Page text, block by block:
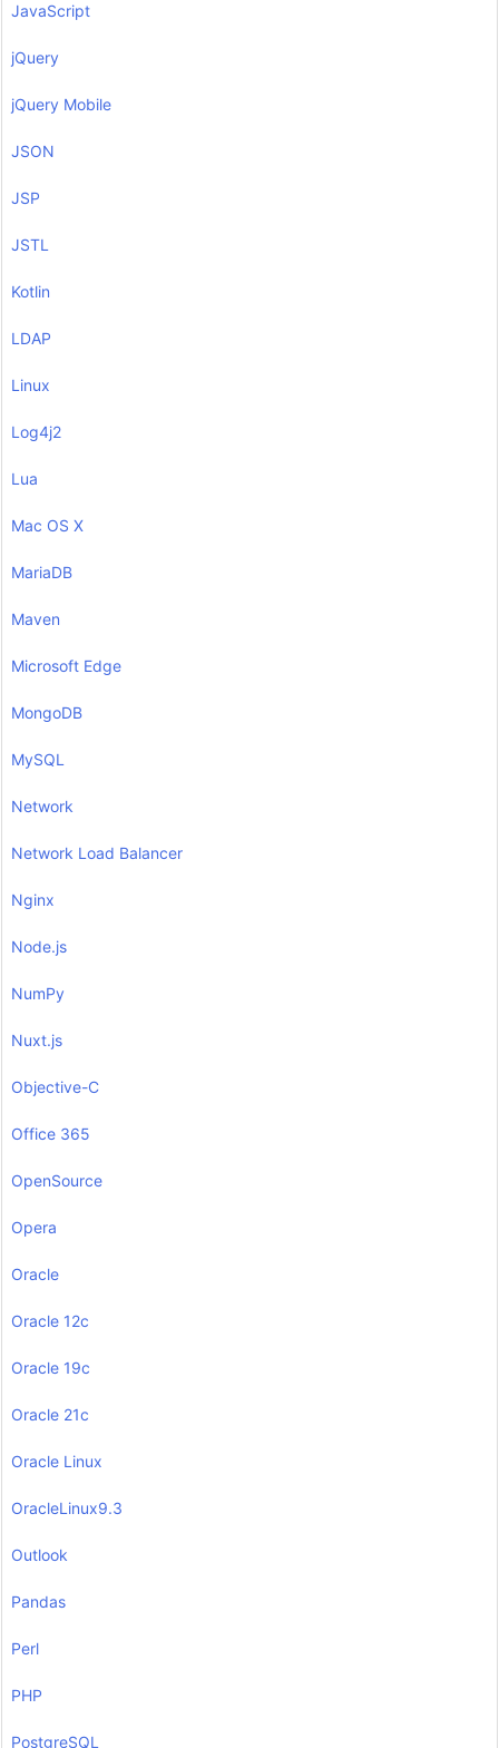
JavaScript
jQuery
jQuery Mobile
JSON
JSP
JSTL
Kotlin
LDAP
Linux
Log4j2
Lua
Mac OS X
MariaDB
Maven
Microsoft Edge
MongoDB
MySQL
Network
Network Load Balancer
Nginx
Node.js
NumPy
Nuxt.js
Objective-C
Office 365
OpenSource
Opera
Oracle
Oracle 12c
Oracle 19c
Oracle 21c
Oracle Linux
OracleLinux9.3
Outlook
Pandas
Perl
PHP
PostgreSQL